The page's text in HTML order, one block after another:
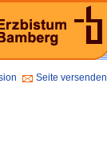
Seite versenden